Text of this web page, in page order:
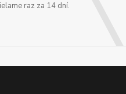
raz za 14 dní.